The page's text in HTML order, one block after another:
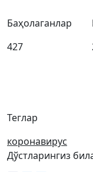
Теглар
коронавирус
Баҳолаганлар
427
Дўстларингиз